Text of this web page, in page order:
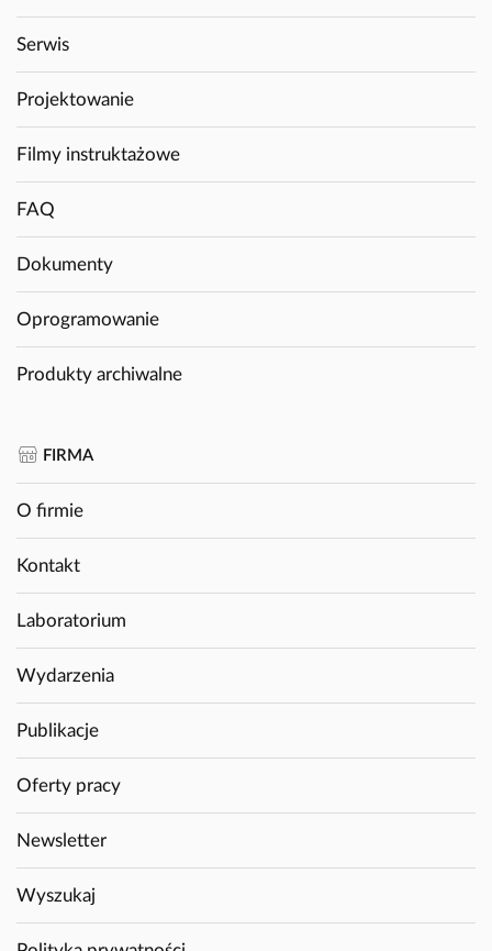
Serwis
Projektowanie
Filmy instruktażowe
FAQ
Dokumenty
Oprogramowanie
Produkty archiwalne
FIRMA
O firmie
Kontakt
Laboratorium
Wydarzenia
Publikacje
Oferty pracy
Newsletter
Wyszukaj